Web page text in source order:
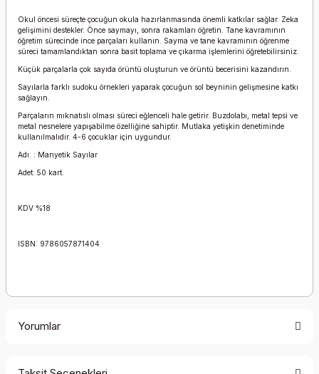
Okul öncesi süreçte çocuğun okula hazırlanmasında önemli katkılar sağlar. Zeka
gelişimini destekler. Önce saymayı, sonra rakamları öğretin. Tane kavramının
öğretim sürecinde ince parçaları kullanın. Sayma ve tane kavramının öğrenme
süreci tamamlandıktan sonra basit toplama ve çıkarma işlemlerini öğretebilirsiniz.
Küçük parçalarla çok sayıda örüntü oluşturun ve örüntü becerisini kazandırın.
Sayılarla farklı sudoku örnekleri yaparak çocuğun sol beyninin gelişmesine katkı
sağlayın.
Parçaların mıknatıslı olması süreci eğlenceli hale getirir. Buzdolabı, metal tepsi ve
metal nesnelere yapışabilme özelliğine sahiptir. Mutlaka yetişkin denetiminde
kullanılmalıdır. 4-6 çocuklar için uygundur.
Adı: : Manyetik Sayılar
Adet: 50 kart.
KDV %18
ISBN: 9786057871404
Yorumlar